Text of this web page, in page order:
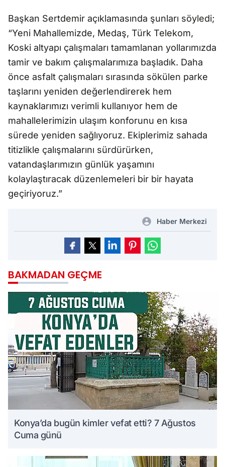
Başkan Sertdemir açıklamasında şunları söyledi;
“Yeni Mahallemizde, Medaş, Türk Telekom,
Koski altyapı çalışmaları tamamlanan yollarımızda
tamir ve bakım çalışmalarımıza başladık. Daha
önce asfalt çalışmaları sırasında sökülen parke
taşlarını yeniden değerlendirerek hem
kaynaklarımızı verimli kullanıyor hem de
mahallelerimizin ulaşım konforunu en kısa
sürede yeniden sağlıyoruz. Ekiplerimiz sahada
titizlikle çalışmalarını sürdürürken,
vatandaşlarımızın günlük yaşamını
kolaylaştıracak düzenlemeleri bir bir hayata
geçiriyoruz.”
Haber Merkezi
BAKMADAN GEÇME
Konya’da bugün kimler vefat etti? 7 Ağustos
Cuma günü